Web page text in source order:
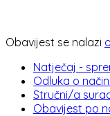
Obavijest se nalazi
Natječaj -
Odluka o
Stručni/a
Obavijest po